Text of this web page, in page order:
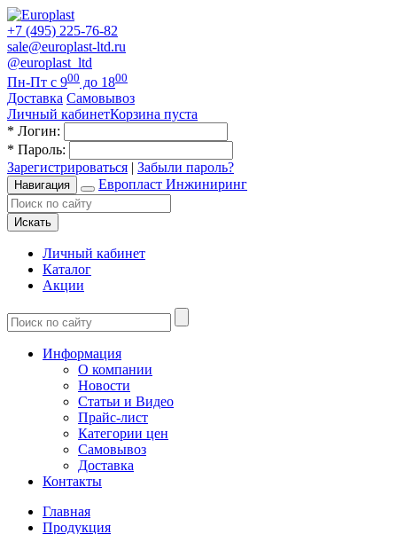
+7 (495) 225-76-82
sale@europlast-ltd.ru
@europlast_ltd
Пн-Пт с 900 до 1800
Доставка Самовывоз
Личный кабинетКорзина пуста
* Логин:
* Пароль:
Зарегистрироваться | Забыли пароль?
Навигация Европласт Инжиниринг
Искать
Личный кабинет
Каталог
Акции
Информация
О компании
Новости
Статьи и Видео
Прайс-лист
Категории цен
Самовывоз
Доставка
Контакты
Главная
Продукция